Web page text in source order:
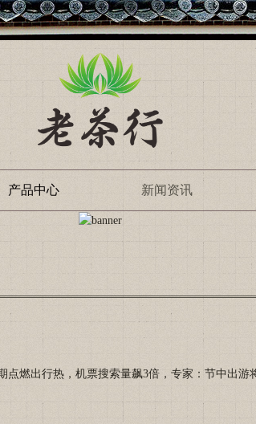
产品中心 新闻资讯
燃出行热，机票搜索量飙3倍，专家：节中出